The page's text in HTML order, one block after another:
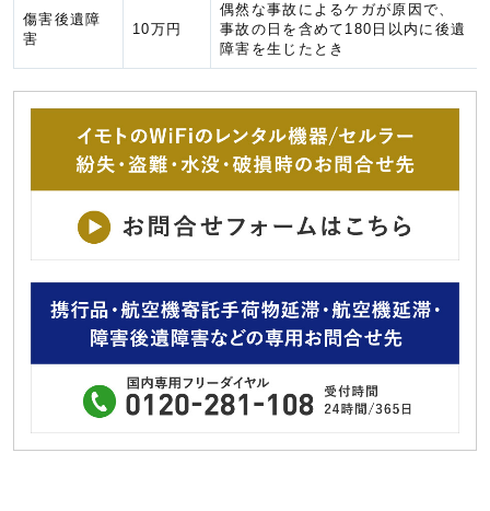
傷害後遺障
害
10万円
偶然な事故によるケガが原因で、
事故の日を含めて180日以内に後遺
障害を生じたとき